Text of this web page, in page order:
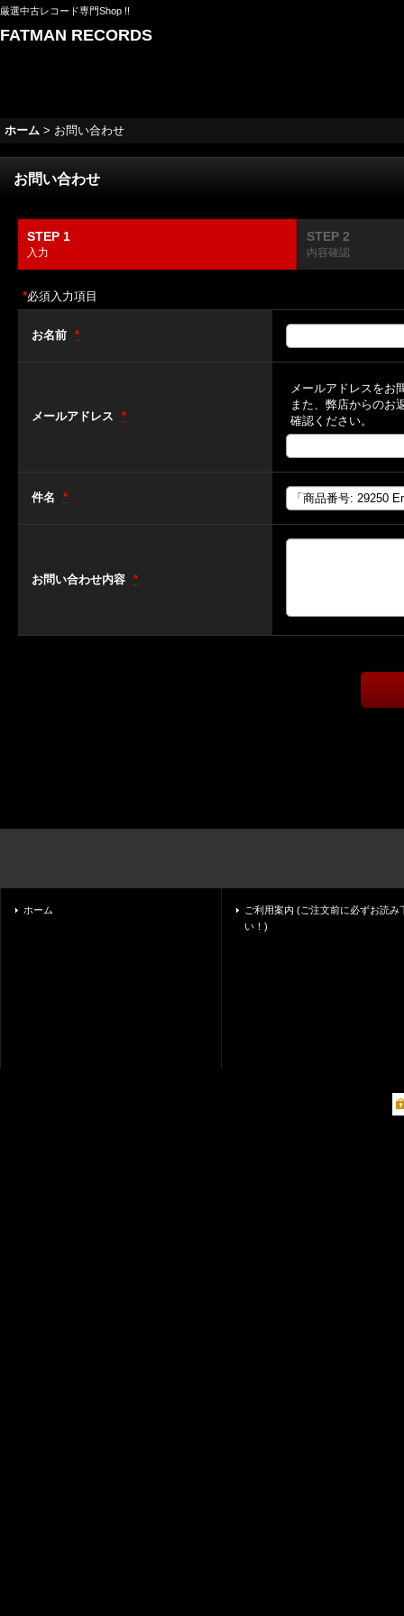
厳選中古レコード専門Shop !!
FATMAN RECORDS
ホーム > お問い合わせ
お問い合わせ
STEP 1
入力
STEP 2
内容確認
*必須入力項目
お名前 *
メールアドレス *
メールアドレスをお
また、弊店からのお
確認ください。
件名 *
お問い合わせ内容 *
ホーム
ご利用案内 (ご注文前に必ずお読み
い！)